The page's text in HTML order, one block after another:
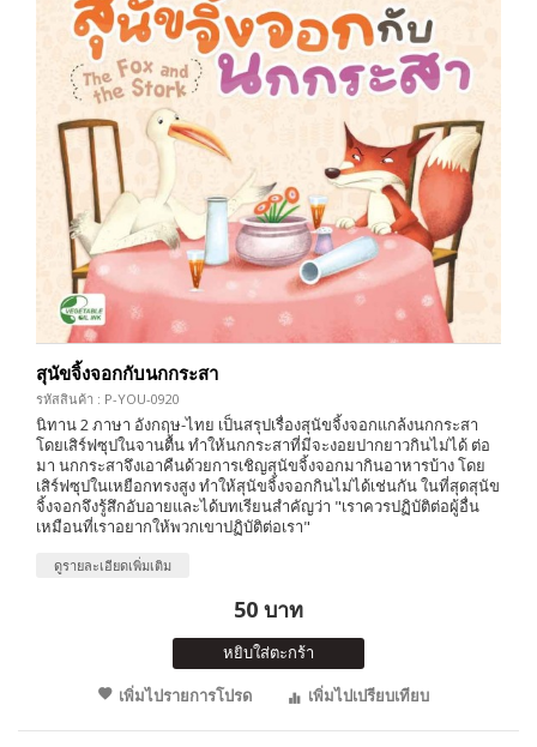
สุนัขจิ้งจอกกับนกกระสา
รหัสสินค้า : P-YOU-0920
นิทาน 2 ภาษา อังกฤษ-ไทย เป็นสรุปเรื่องสุนัขจิ้งจอกแกล้งนกกระสา
โดยเสิร์ฟซุปในจานตื้น ทำให้นกกระสาที่มีจะงอยปากยาวกินไม่ได้ ต่อ
มา นกกระสาจึงเอาคืนด้วยการเชิญสุนัขจิ้งจอกมากินอาหารบ้าง โดย
เสิร์ฟซุปในเหยือกทรงสูง ทำให้สุนัขจิ้งจอกกินไม่ได้เช่นกัน ในที่สุดสุนัข
จิ้งจอกจึงรู้สึกอับอายและได้บทเรียนสำคัญว่า "เราควรปฏิบัติต่อผู้อื่น
เหมือนที่เราอยากให้พวกเขาปฏิบัติต่อเรา"
ดูรายละเอียดเพิ่มเติม
50 บาท
หยิบใส่ตะกร้า
เพิ่มไปรายการโปรด
เพิ่มไปเปรียบเทียบ